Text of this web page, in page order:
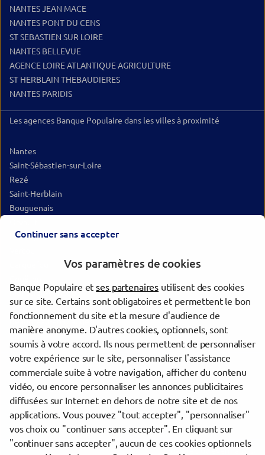
NANTES JEAN MACE
NANTES PONT DU CENS
ST SEBASTIEN SUR LOIRE
NANTES BELLEVUE
AGENCE LOIRE ATLANTIQUE AGRICULTURE
ST HERBLAIN THEBAUDIERES
NANTES PARIDIS
Les agences Banque Populaire dans les villes à proximité
Nantes
Saint-Sébastien-sur-Loire
Rezé
Saint-Herblain
Bouguenais
La Chapelle-sur-Erdre
Montaigu-Vendée
Sèvremoine
Beaupréau-en-Mauges
Challans
Trouver une agence Banque Populaire
Loire-Atlantique
Nantes
AGENCE ENTREPRISES NANTES OUEST
evermaps ©
Continuer sans accepter
Vos paramètres de cookies
Banque Populaire etses partenaires utilisent des cookies
sur ce site. Certains sont obligatoires et permettent le bon
fonctionnement du site et la mesure d'audience de
manière anonyme. D'autres cookies, optionnels, sont
soumis à votre accord. Ils nous permettent de personnaliser
votre expérience sur le site, personnaliser l'assistance
commerciale suite à votre navigation, afficher du contenu
vidéo, ou encore personnaliser les annonces publicitaires
diffusées sur Internet en dehors de notre site et de nos
applications. Vous pouvez "tout accepter", "personnaliser"
vos choix ou "continuer sans accepter". En cliquant sur
"continuer sans accepter", aucun de ces cookies optionnels